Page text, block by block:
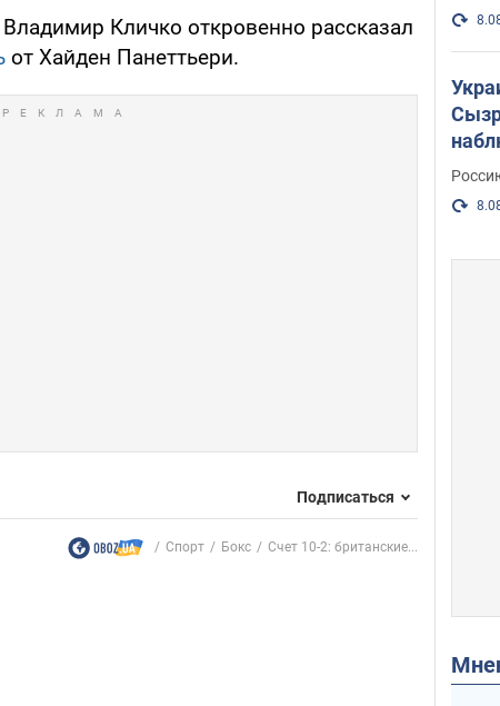
Владимир Кличко откровенно рассказал
от Хайден Панеттьери.
Подписаться
Спорт Бокс Счет 10-2: британские...
Фото